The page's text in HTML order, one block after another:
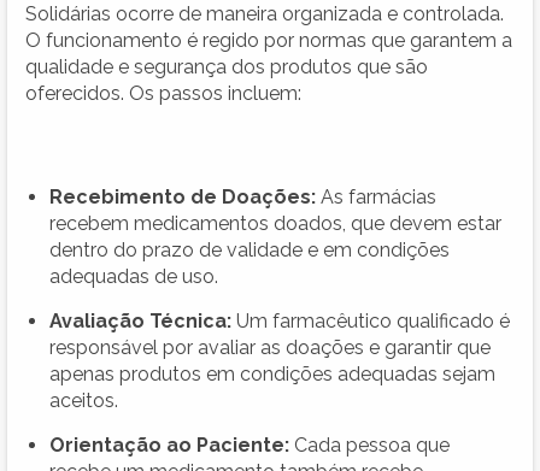
Solidárias ocorre de maneira organizada e controlada.
O funcionamento é regido por normas que garantem a
qualidade e segurança dos produtos que são
oferecidos. Os passos incluem:
Recebimento de Doações: As farmácias
recebem medicamentos doados, que devem estar
dentro do prazo de validade e em condições
adequadas de uso.
Avaliação Técnica: Um farmacêutico qualificado é
responsável por avaliar as doações e garantir que
apenas produtos em condições adequadas sejam
aceitos.
Orientação ao Paciente: Cada pessoa que